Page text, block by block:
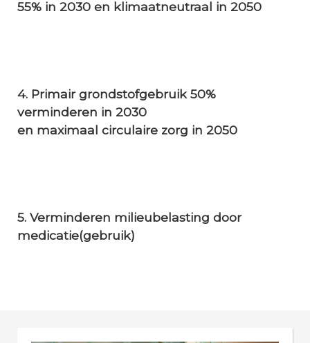
55% in 2030 en klimaatneutraal in 2050
4. Primair grondstofgebruik 50%
verminderen in 2030
en maximaal circulaire zorg in 2050
5. Verminderen milieubelasting door
medicatie(gebruik)